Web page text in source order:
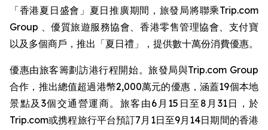
「香港夏日盛會」夏日推廣期間，旅發局將聯乘Trip.com
Group 、優質旅遊服務協會、香港零售管理協會、支付寶
以及多個商戶，推出「夏日禮」，提供數十萬份消費優惠。
優惠由旅客籌劃訪港行程開始。旅發局與Trip.com Group
合作，推出總值超過港幣2,000萬元的優惠，涵蓋19個本地
景點及3個交通營運商。旅客由6月15日至8月31日，於
Trip.com或携程旅行平台預訂7月1日至9月14日期間的香港